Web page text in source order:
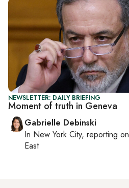
NEWSLETTER: DAILY BRIEFING
Moment of truth in Geneva
Gabrielle Debinski
In New York City, reporting on
East